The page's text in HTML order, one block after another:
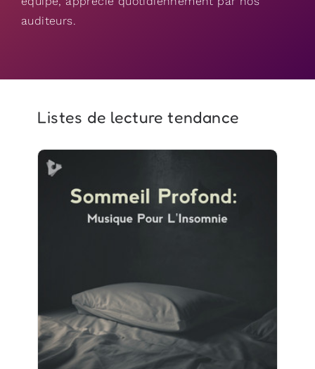
auditeurs.
Listes de lecture tendance
Sommeil Profond: Musique
Pour L'Insomnie
Jouer
1,817 suiveurs